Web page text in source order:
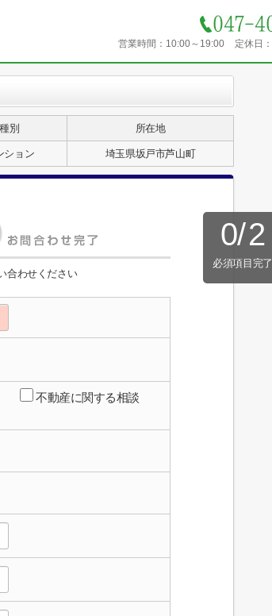
営業時間： 10:00～19:00 定休日：
別 所在地
ション 埼玉県坂戸市芦山町
0/2
必須項目完了
合わせください
不動産に関する相談